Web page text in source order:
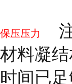
保压压力
材料凝
时间已